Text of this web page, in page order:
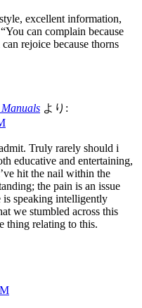
excellent information,
can complain because
rejoice because thorns
より:
Truly rarely should i
educative and entertaining,
hit the nail within the
the pain is an issue
speaking intelligently
we stumbled across this
thing relating to this.